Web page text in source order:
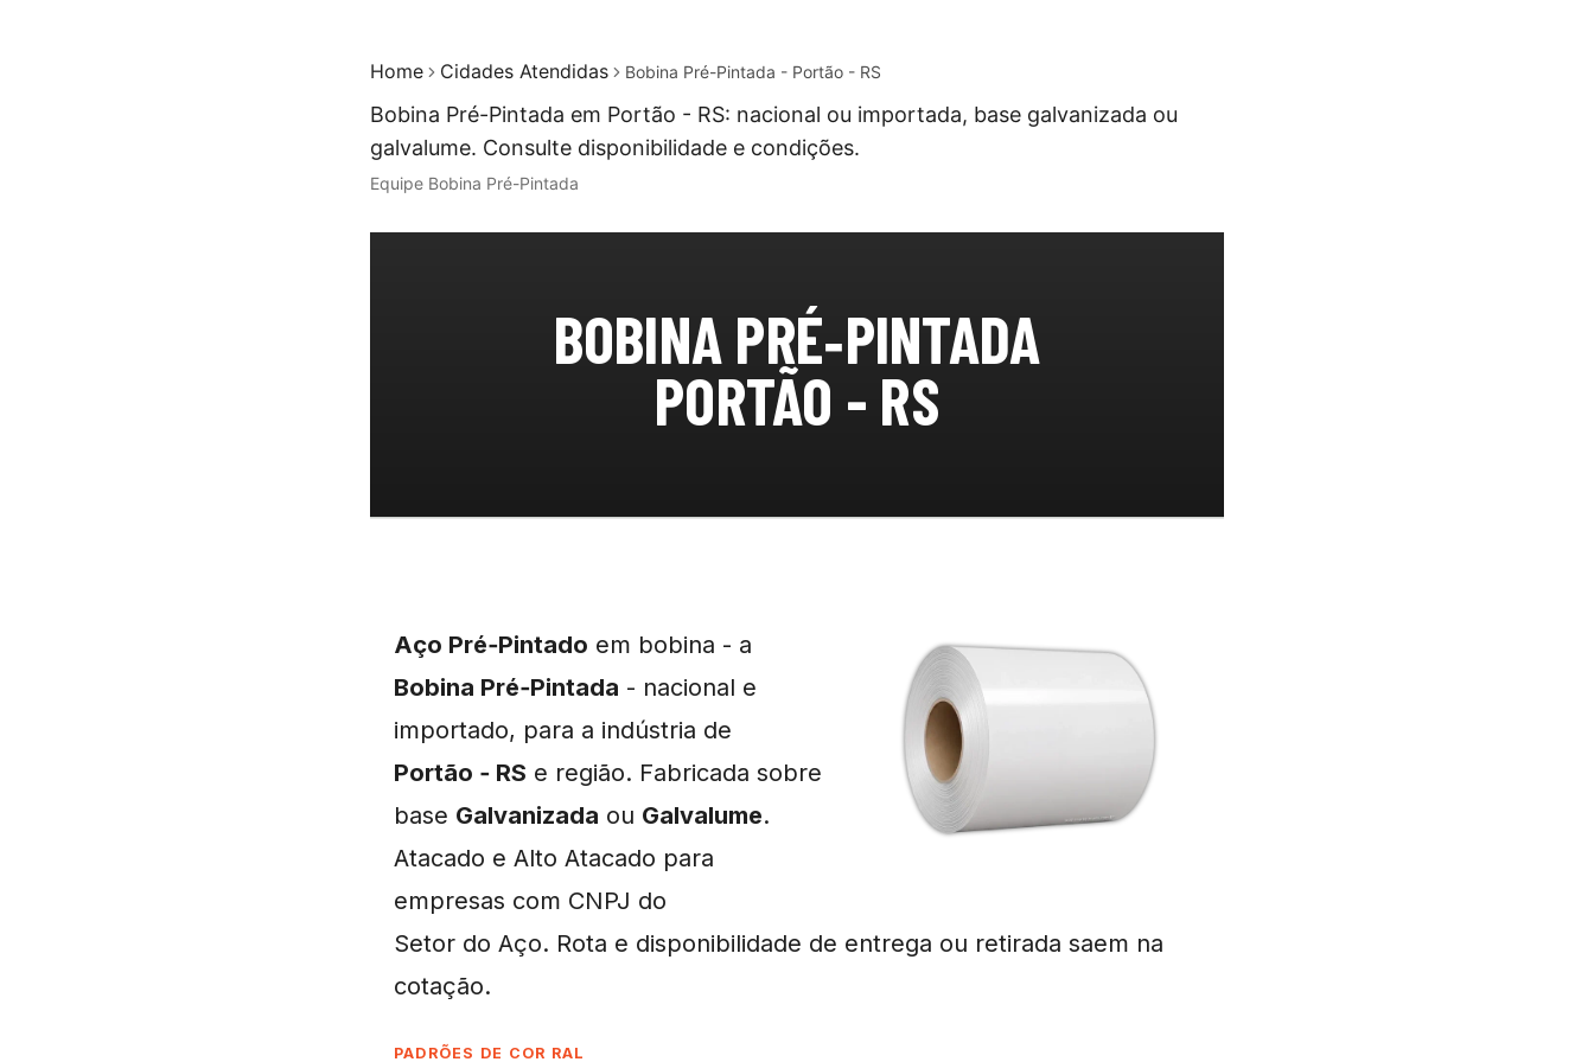
Home Cidades Atendidas Bobina Pré-Pintada - Portão - RS
Bobina Pré-Pintada em Portão - RS: nacional ou importada, base galvanizada ou
galvalume. Consulte disponibilidade e condições.
Equipe Bobina Pré-Pintada
BOBINA PRÉ‑PINTADA
PORTÃO - RS
Aço Pré‑Pintado em bobina - a
Bobina Pré‑Pintada - nacional e
importado, para a indústria de
Portão ‑ RS e região. Fabricada sobre
base Galvanizada ou Galvalume.
Atacado e Alto Atacado para
empresas com CNPJ do
Setor do Aço. Rota e disponibilidade de entrega ou retirada saem na
cotação.
PADRÕES DE COR RAL